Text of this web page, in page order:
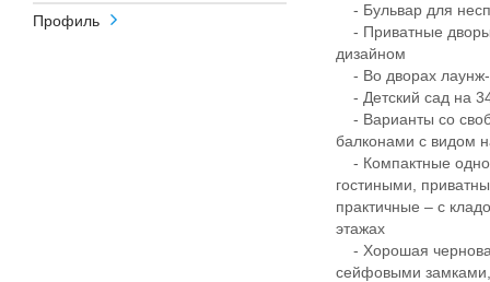
Профиль
- Бульвар для
- Приватные
дизайном
- Во дворах лаунж-
- Детский сад на
- Варианты со
балконами с видом
- Компактные
гостиными,
практичные – с
этажах
- Хорошая
сейфовыми